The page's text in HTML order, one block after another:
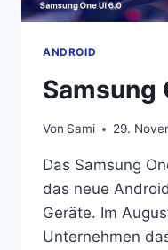
ANDROID
Samsung
Von Sami 29.
Das Samsung
das neue
Geräte. Im
Unternehmen